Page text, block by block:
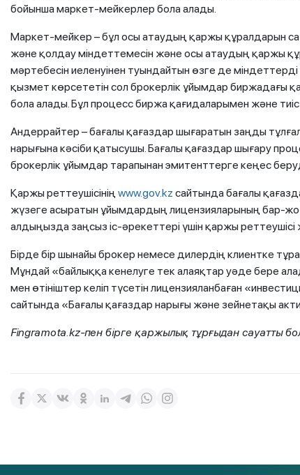
бойынша маркет-мейкерлер бола алады.
Маркет-мейкер – бұл осы атаудың қаржы құралдарын
және қолдау міндеттемесін және осы атаудың қаржы
мәртебесін иеленуінен туындайтын өзге де
қызмет көрсететін сол брокерлік ұйымдар биржадағы
бола алады. Бұл процесс биржа қағидаларымен және
Андеррайтер – бағалы қағаздар шығаратын заңды
нарығына кәсіби қатысушы. Бағалы қағаздар шығару
брокерлік ұйымдар тарапынан эмитенттерге кеңес
Қаржы реттеушісінің www.gov.kz сайтында бағалы
жүзеге асыратын ұйымдардың лицензияларының бар-
алдыңызда заңсыз іс-әрекеттері үшін қаржы
Бірде бір шынайы брокер немесе дилердің клиентке
Мұндай «байлыққа кенелуге тек алаяқтар уәде бере
мен өтініштер келіп түсетін лицензияланбаған
сайтында «Бағалы қағаздар нарығы және зейнетақы
Fingramota.kz-пен бірге қаржылық тұрғыдан сауатты